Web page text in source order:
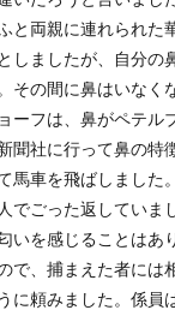
と両親に連れられた
しましたが、自分の
その間に鼻はいなく
ーフは、鼻がペテル
聞社に行って鼻の特
馬車を飛ばしました
でごった返していま
いを感じることはあ
で、捕まえた者には
に頼みました。係員